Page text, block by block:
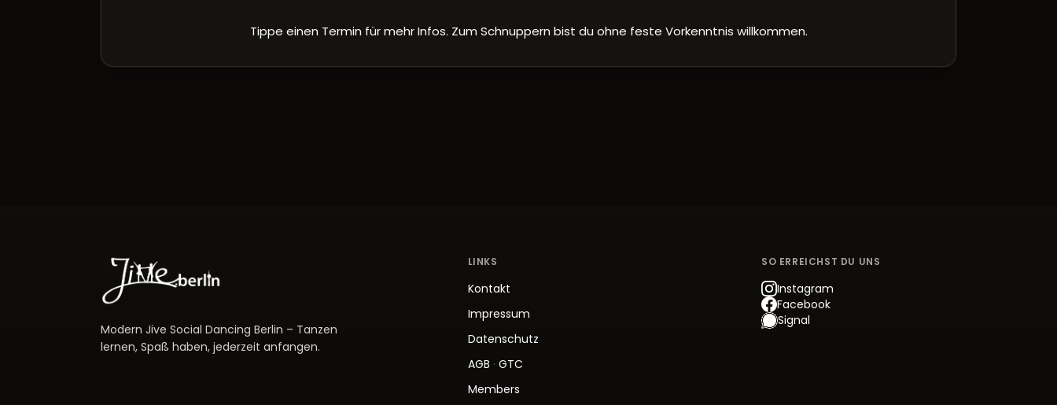
Tippe einen Termin für mehr Infos. Zum Schnuppern bist du ohne feste Vorkenntnis willkommen.
Modern Jive Social Dancing Berlin – Tanzen
lernen, Spaß haben, jederzeit anfangen.
LINKS
Kontakt
Impressum
Datenschutz
AGB · GTC
Members
SO ERREICHST DU UNS
Instagram
Facebook
Signal